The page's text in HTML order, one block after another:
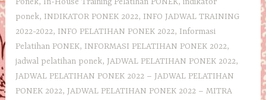
ponek, INDIKATOR PONEK 2022, INFO JADWAL TRAINING
2022-2022, INFO PELATIHAN PONEK 2022, Informasi
Pelatihan PONEK, INFORMASI PELATIHAN PONEK 2022,
jadwal pelatihan ponek, JADWAL PELATIHAN PONEK 2022,
JADWAL PELATIHAN PONEK 2022 – JADWAL PELATIHAN
PONEK 2022, JADWAL PELATIHAN PONEK 2022 – MITRA